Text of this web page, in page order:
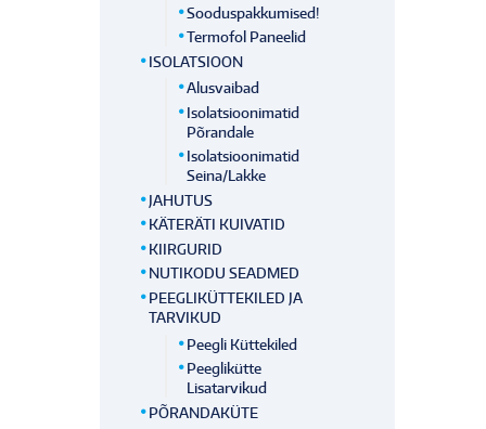
Sooduspakkumised!
Termofol Paneelid
ISOLATSIOON
Alusvaibad
Isolatsioonimatid
Põrandale
Isolatsioonimatid
Seina/lakke
JAHUTUS
KÄTERÄTI KUIVATID
KIIRGURID
NUTIKODU SEADMED
PEEGLIKÜTTEKILED JA
TARVIKUD
Peegli Küttekiled
Peeglikütte
Lisatarvikud
PÕRANDAKÜTE